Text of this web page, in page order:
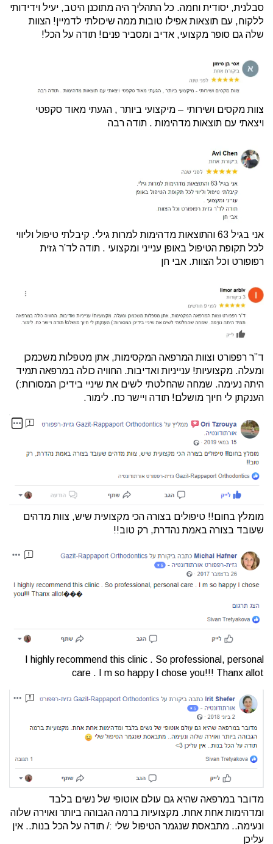
סבלנית, יסודית וחמה. כל התהליך היה מתוכנן היטב, יעיל וידידותי
ללקוח, עם תוצאות אפילו טובות ממה שיכולתי לדמיין! הצוות
שלה גם סופר מקצועי, אדיב ומסביר פנים! תודה על הכל!
צוות מקסים ושירותי – מיקצועי ביותר , הגעתי מאוד סקפטי
ויצאתי עם תוצאות מדהימות . תודה רבה
אני בגיל 63 והתוצאות מדהימות למרות גילי. קיבלתי טיפול וליווי
לכל תקופת הטיפול באופן ענייני ומקצועי . תודה לד’ר גזית
רפופורט וכל הצוות. אבי חן
ד”ר רפפורט וצוות המרפאה המקסימות, אתן מטפלות משכמכן
ומעלה. מקצועיות! ענייניות ואדיבות. החוויה כולה במרפאה תמיד
היתה נעימה. שמחה שהחלטתי לשים את שיניי בידיכן המסורות:)
הענקתן לי חיוך מושלם! תודה ויישר כח. לימור.
מומלץ בחום!! טיפולים בצורה הכי מקצועית שיש, צוות מדהים
שעובד בצורה באמת נהדרת, רק טוב!!
I highly recommend this clinic . So professional, personal
care . I m so happy I chose you!!! Thanx allot
מדובר במרפאה שהיא גם עולם אוטופי של נשים בלבד
ומדהימות אחת אחת. מקצועיות ברמה הגבוהה ביותר ואוירה שלוה
ונעימה.. מתבאסת שנגמר הטיפול שלי :/ תודה על הכל בנות.. אין
עליכן